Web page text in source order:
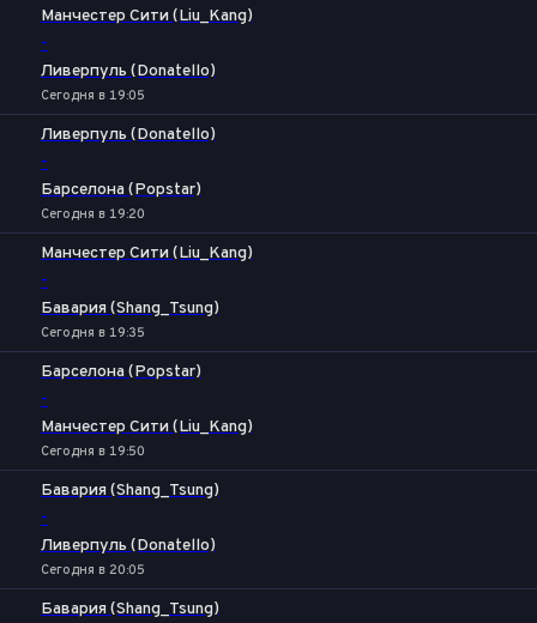
Манчестер Сити (Liu_Kang)
-
Ливерпуль (Donatello)
Сегодня в 19:05
Ливерпуль (Donatello)
-
Барселона (Popstar)
Сегодня в 19:20
Манчестер Сити (Liu_Kang)
-
Бавария (Shang_Tsung)
Сегодня в 19:35
Барселона (Popstar)
-
Манчестер Сити (Liu_Kang)
Сегодня в 19:50
Бавария (Shang_Tsung)
-
Ливерпуль (Donatello)
Сегодня в 20:05
Бавария (Shang_Tsung)